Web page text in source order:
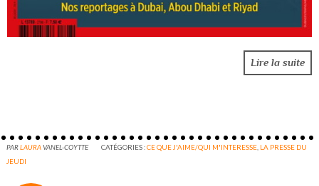
Lire la suite
PARLAURAVANEL-COYTTE CATÉGORIES :CE QUE J'AIME/QUI M'INTERESSE LA PRESSE DU
JEUDI